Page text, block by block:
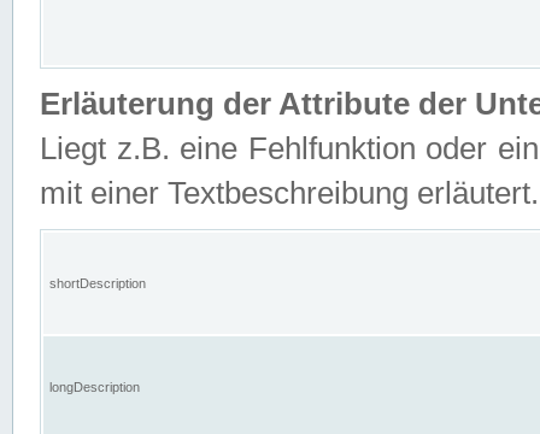
Erläuterung der Attribute der
Liegt z.B. eine Fehlfunktion oder
mit einer Textbeschreibung erläutert.
shortDescription
longDescription